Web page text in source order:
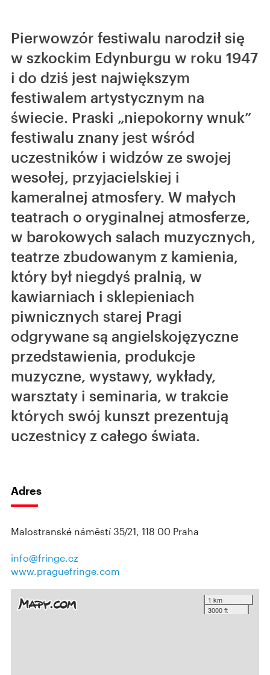
Pierwowzór festiwalu narodził się
w szkockim Edynburgu w roku 1947
i do dziś jest największym
festiwalem artystycznym na
świecie. Praski „niepokorny wnuk”
festiwalu znany jest wśród
uczestników i widzów ze swojej
wesołej, przyjacielskiej i
kameralnej atmosfery. W małych
teatrach o oryginalnej atmosferze,
w barokowych salach muzycznych,
teatrze zbudowanym z kamienia,
który był niegdyś pralnią, w
kawiarniach i sklepieniach
piwnicznych starej Pragi
odgrywane są angielskojęzyczne
przedstawienia, produkcje
muzyczne, wystawy, wykłady,
warsztaty i seminaria, w trakcie
których swój kunszt prezentują
uczestnicy z całego świata.
Adres
Malostranské náměstí 35/21, 118 00 Praha
info@fringe.cz
www.praguefringe.com
1 km
3000 ft